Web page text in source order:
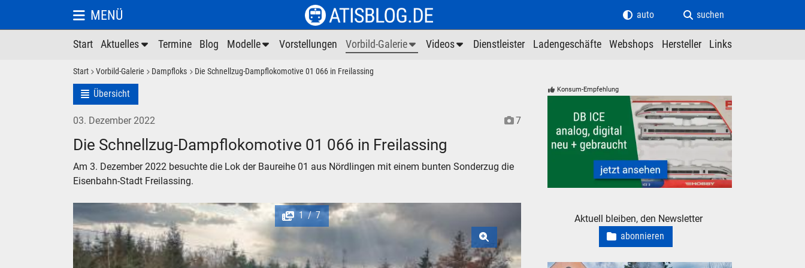
Start Aktuelles Termine Blog Modelle Vorstellungen Vorbild-Galerie Videos Dienstleister Ladengeschäfte Webshops Hersteller Links
MENÜ suchen
auto
Start Vorbild-Galerie Dampfloks Die Schnellzug-Dampflokomotive 01 066 in Freilassing
Übersicht
03. Dezember 2022 7
Die Schnellzug-Dampflokomotive 01 066 in Freilassing
Am 3. Dezember 2022 besuchte die Lok der Baureihe 01 aus Nördlingen mit einem bunten Sonderzug die
Eisenbahn-Stadt Freilassing.
1 / 7
Konsum-Empfehlung
Aktuell bleiben, den Newsletter
abonnieren